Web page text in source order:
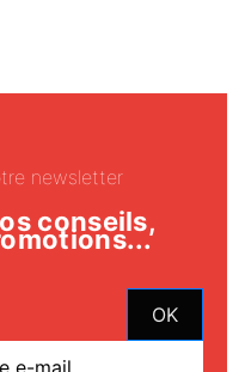
newsletter
conseils,